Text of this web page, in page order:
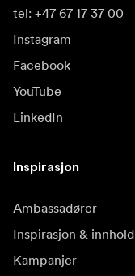
tel: +47 67 17 37 00
Instagram
Facebook
YouTube
LinkedIn
Inspirasjon
Ambassadører
Inspirasjon & innhold
Kampanjer